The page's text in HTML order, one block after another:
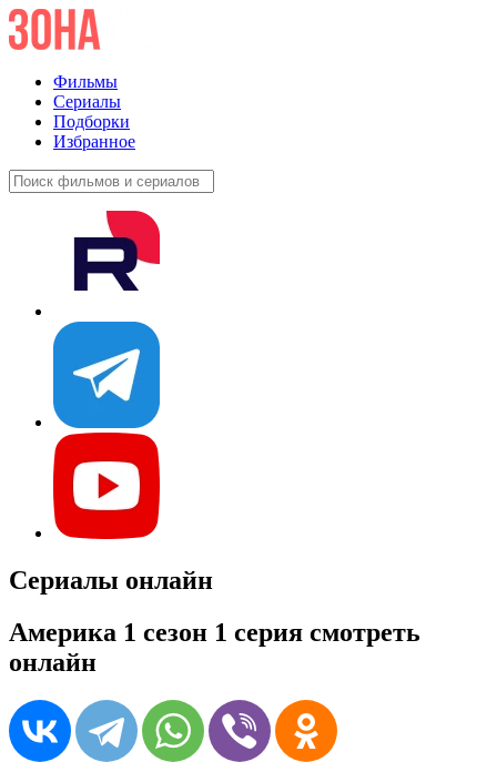
Фильмы
Сериалы
Подборки
Избранное
Сериалы онлайн
Америка 1 сезон 1 серия смотреть
онлайн